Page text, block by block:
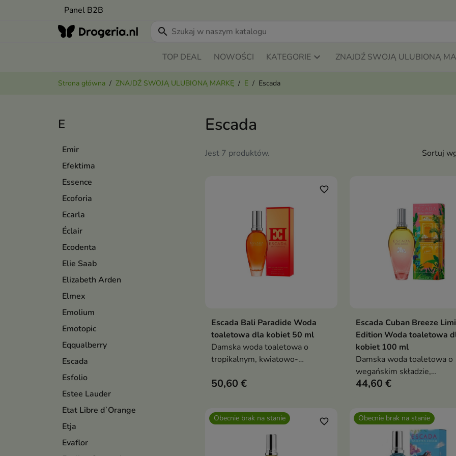
Panel B2B
search
TOP DEAL NOWOŚCI KATEGORIE ZNAJDŹ SWOJĄ ULUBIONĄ
Strona główna ZNAJDŹ SWOJĄ ULUBIONĄ MARKĘ E Escada
E
Emir
Efektima
Essence
Ecoforia
Ecarla
Éclair
Ecodenta
Elie Saab
Elizabeth Arden
Elmex
Emolium
Emotopic
Eqqualberry
Escada
Esfolio
Estee Lauder
Etat Libre d`Orange
Etja
Evaflor
Escada
Jest 7 produktów. Sortuj
 Dodaj do koszyka
favorite_border
Escada Bali Paradide Woda
toaletowa dla kobiet 50 ml
Damska woda toaletowa o
tropikalnym, kwiatowo-
smoczym owocem, kiwi,
50,60 €
Dodaj do
Escada Cuban Breeze
Edition Woda toaletowa
kobiet 100 ml
Damska woda toaletowa o
wegańskim składzie,
inspirowana kubańskim
mariposy
44,60 €
Obecnie brak na stanie favorite_border Obecnie brak na stanie